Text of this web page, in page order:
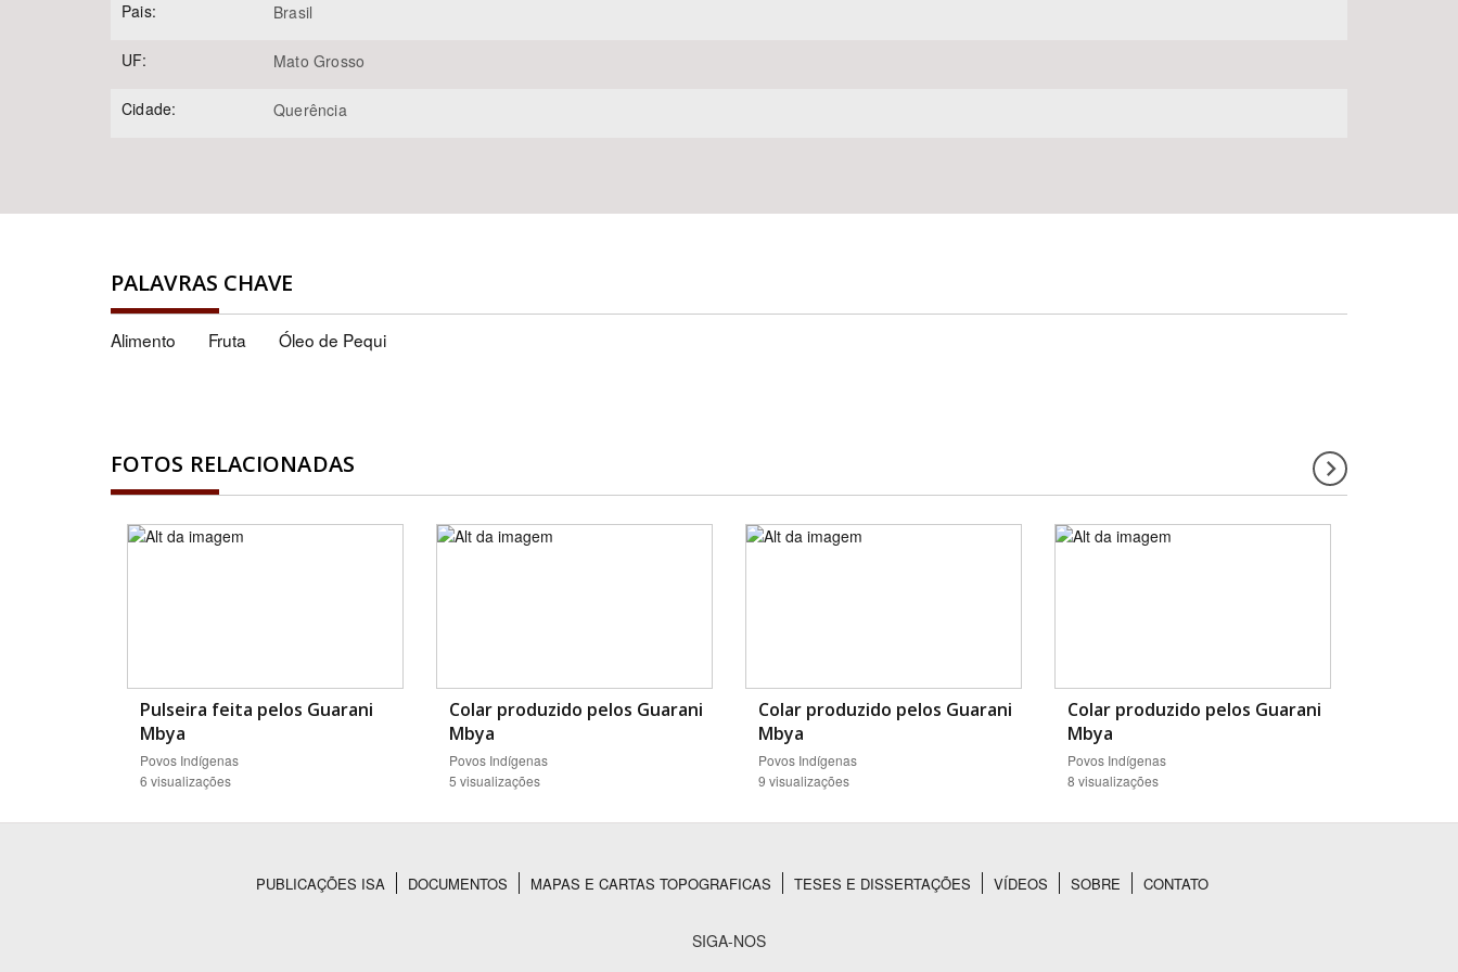
Pais: Brasil
UF: Mato Grosso
Cidade: Querência
PALAVRAS CHAVE
Alimento Fruta Óleo de Pequi
FOTOS RELACIONADAS
Pulseira feita pelos Guarani
Mbya
Povos Indígenas
6 visualizações
Colar produzido pelos Guarani
Mbya
Povos Indígenas
5 visualizações
Colar produzido pelos Guarani
Mbya
Povos Indígenas
9 visualizações
Colar produzido pelos Guarani
Mbya
Povos Indígenas
8 visualizações
PUBLICAÇÕES ISA DOCUMENTOS MAPAS E CARTAS TOPOGRAFICAS TESES E DISSERTAÇÕES VÍDEOS SOBRE CONTATO
SIGA-NOS